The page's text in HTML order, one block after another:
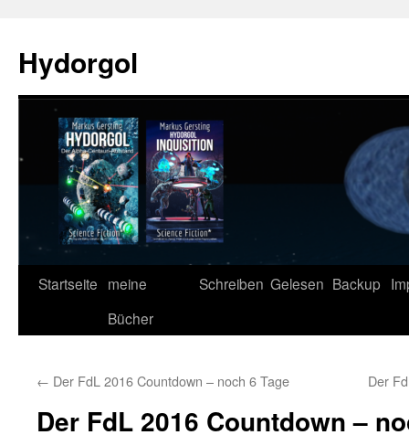
springen
Hydorgol
Startseite meine
Bücher
Schreiben Gelesen Backup
← Der FdL 2016 Countdown – noch 6 Tage Der
Der FdL 2016 Countdown –